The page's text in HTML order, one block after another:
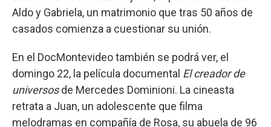
Aldo y Gabriela, un matrimonio que tras 50 años de
casados comienza a cuestionar su unión.
En el DocMontevideo también se podrá ver, el
domingo 22, la película documental El creador de
universosde Mercedes Dominioni. La cineasta
retrata a Juan, un adolescente que filma
melodramas en compañía de Rosa, su abuela de 96